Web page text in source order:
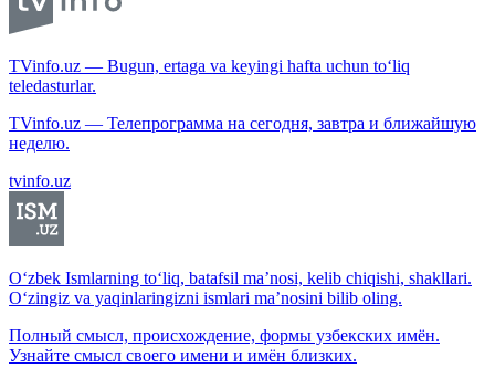
TVinfo.uz — Bugun, ertaga va keyingi hafta uchun to‘liq
teledasturlar.
TVinfo.uz — Телепрограмма на сегодня, завтра и ближайшую
неделю.
tvinfo.uz
O‘zbek Ismlarning to‘liq, batafsil ma’nosi, kelib chiqishi, shakllari.
O‘zingiz va yaqinlaringizni ismlari ma’nosini bilib oling.
Полный смысл, происхождение, формы узбекских имён.
Узнайте смысл своего имени и имён близких.